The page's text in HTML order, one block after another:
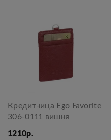
Кредитница Ego Favorite
306-0111 вишня
1210р.